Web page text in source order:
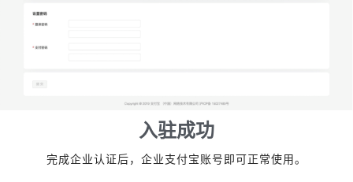
入驻成功
完成企业认证后，企业支付宝账号即可正常使用。